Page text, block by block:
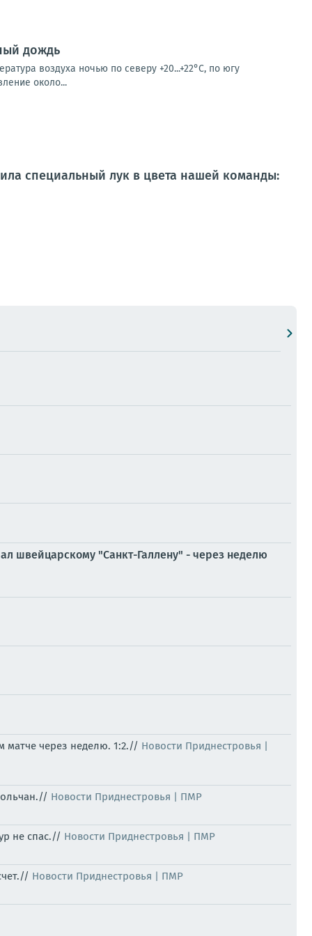
дождь
воздуха ночью по северу +20...+22°С, по югу
около...
специальный лук в цвета нашей команды:
швейцарскому "Санкт-Галлену" - через неделю
матче через неделю. 1:2.// Новости Приднестровья |
Новости Приднестровья | ПМР
не спас.// Новости Приднестровья | ПМР
Новости Приднестровья | ПМР